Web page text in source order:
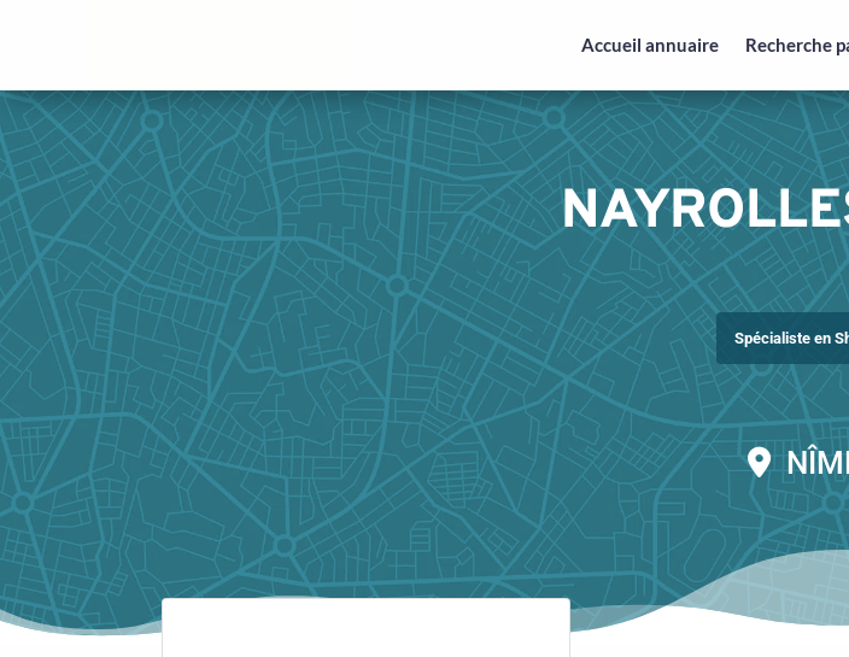
Accueil annuaire Recherche
Spécialiste en